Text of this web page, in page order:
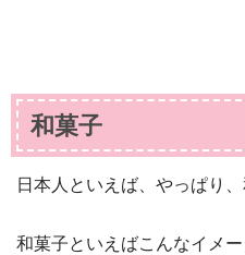
和菓子
日本人といえば、やっぱり
和菓子といえばこんなイメー